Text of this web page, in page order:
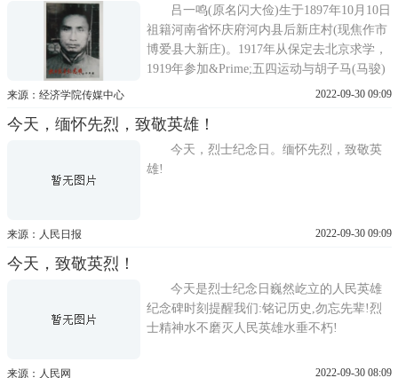
下杨靖宇孤身一人与日寇周旋数个昼夜战斗
至最后一息残忍的日军将杨靖宇
吕一鸣(原名闪大俭)生于1897年10月10日
祖籍河南省怀庆府河内县后新庄村(现焦作市
博爱县大新庄)。1917年从保定去北京求学，
1919年参加&Prime;五四运动与胡子马(马骏)
相识，1920年在天津参加抵制日货运动，同
树德同志在津举办了我党最早的《工人业余
学校》宣传革命思想。1922年5月在广州参加
了中国社会主义青
来源：经济学院传媒中心 2022-09-30 09:09
今天，缅怀先烈，致敬英雄！
今天，烈士纪念日。缅怀先烈，致敬英
雄!
来源：人民日报 2022-09-30 09:09
今天，致敬英烈！
今天是烈士纪念日巍然屹立的人民英雄
纪念碑时刻提醒我们:铭记历史,勿忘先辈!烈
士精神水不磨灭人民英雄水垂不朽!
来源：人民网 2022-09-30 08:09